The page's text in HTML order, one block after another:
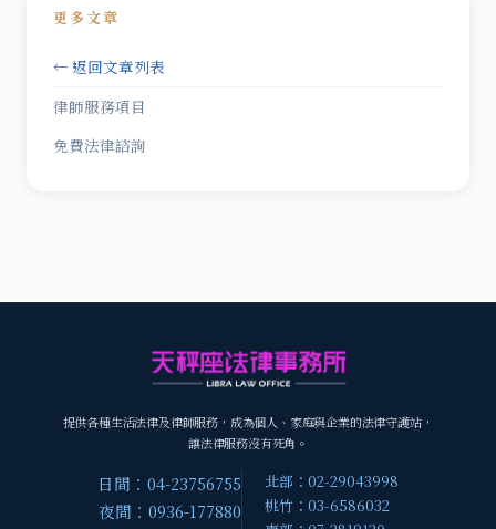
更多文章
← 返回文章列表
律師服務項目
免費法律諮詢
提供各種生活法律及律師服務，成為個人、家庭與企業的法律守護站，
讓法律服務沒有死角。
日間：04-23756755
夜間：0936-177880
北部：02-29043998
桃竹：03-6586032